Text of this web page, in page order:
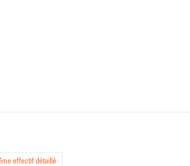
effectif détaillé